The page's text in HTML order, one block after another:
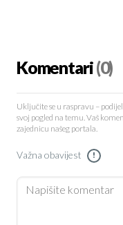
Komentari(0)
Uključite se u raspravu –
svoj pogled na temu. Vaš
zajednicu našeg portala.
Važna obavijest !